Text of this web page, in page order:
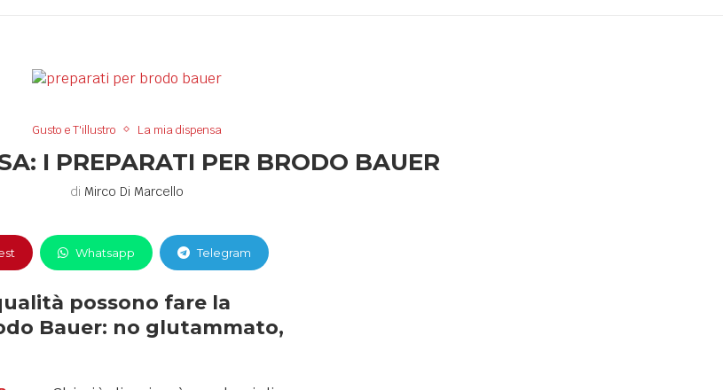
Gusto e T'illustro La mia dispensa
I PREPARATI PER BRODO BAUER
di Mirco Di Marcello
Whatsapp Telegram
possono fare la
Bauer: no glutammato,